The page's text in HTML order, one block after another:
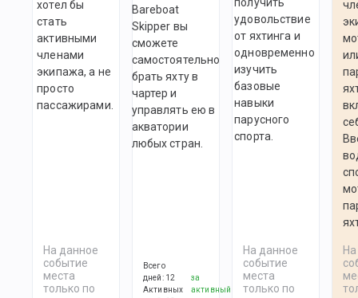
хотел бы
стать
активными
членами
экипажа, а не
просто
пассажирами.
На данное
событие
места
только по
Bareboat
Skipper вы
сможете
самостоятельно
брать яхту в
чартер и
управлять ею в
акватории
любых стран.
Всего
дней: 12
Активных
за
активный
удовольствие
от яхтинга и
одновременно
изучить
базовые
навыки
парусного
спорта.
На данное
событие
места
только по